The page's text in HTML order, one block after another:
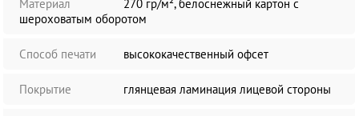
Материал
270 гр/м², белоснежный картон с
шероховатым оборотом
Способ печати высококачественный офсет
Покрытие глянцевая ламинация лицевой стороны